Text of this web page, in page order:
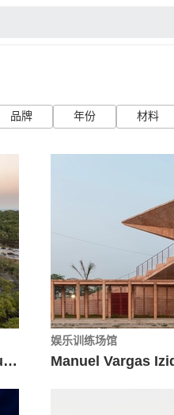
品牌 年份 材料
Sabiaguaba 美食综合体 / Architectus S/S
娱乐训练场馆